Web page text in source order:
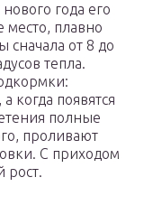
года его
плавно
от 8 до
тепла.
когда появятся
полные
проливают
С приходом
рост.